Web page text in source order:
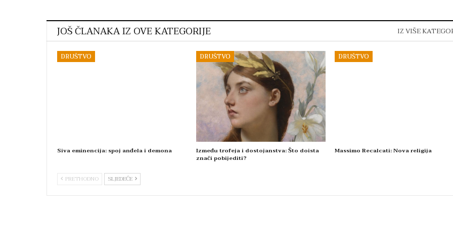
JOŠ ČLANAKA IZ OVE KATEGORIJE IZ VIŠE
DRUŠTVO
Siva eminencija: spoj anđela i demona
DRUŠTVO
Između trofeja i dostojanstva: Što doista
znači pobijediti?
DRUŠTVO
Massimo Recalcati: Nova religija
PRETHODNO SLJEDEĆE